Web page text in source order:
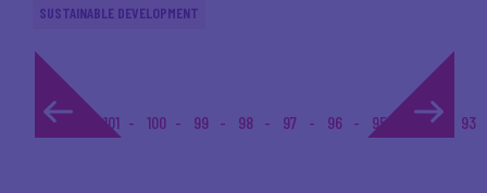
SUSTAINABLE DEVELOPMENT
1... 101 100 99 98 97 96 95 94 93